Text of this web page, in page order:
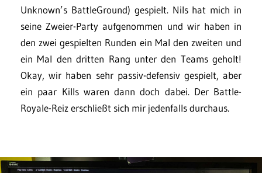
Unknown’s BattleGround) gespielt. Nils hat mich in
seine Zweier-Party aufgenommen und wir haben in
den zwei gespielten Runden ein Mal den zweiten und
ein Mal den dritten Rang unter den Teams geholt!
Okay, wir haben sehr passiv-defensiv gespielt, aber
ein paar Kills waren dann doch dabei. Der Battle-
Royale-Reiz erschließt sich mir jedenfalls durchaus.